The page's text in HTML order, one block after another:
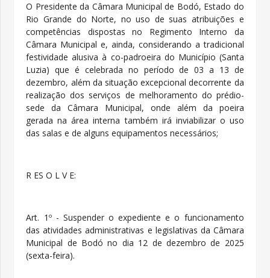
O Presidente da Câmara Municipal de Bodó, Estado do
Rio Grande do Norte, no uso de suas atribuições e
competências dispostas no Regimento Interno da
Câmara Municipal e, ainda, considerando a tradicional
festividade alusiva à co-padroeira do Município (Santa
Luzia) que é celebrada no período de 03 a 13 de
dezembro, além da situação excepcional decorrente da
realização dos serviços de melhoramento do prédio-
sede da Câmara Municipal, onde além da poeira
gerada na área interna também irá inviabilizar o uso
das salas e de alguns equipamentos necessários;
R ES O L V E:
Art. 1º - Suspender o expediente e o funcionamento
das atividades administrativas e legislativas da Câmara
Municipal de Bodó no dia 12 de dezembro de 2025
(sexta-feira).